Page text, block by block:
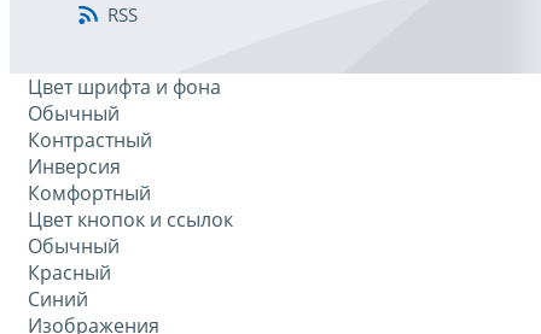
RSS
Цвет шрифта и фона
Обычный
Контрастный
Инверсия
Комфортный
Цвет кнопок и ссылок
Обычный
Красный
Синий
Изображения